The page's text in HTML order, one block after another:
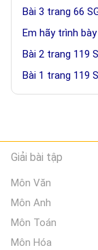
Bài 3 trang 66
Em hãy trình
Bài 2 trang 119
Bài 1 trang 119
Giải bài tập
Môn Văn
Môn Anh
Môn Toán
Môn Hóa